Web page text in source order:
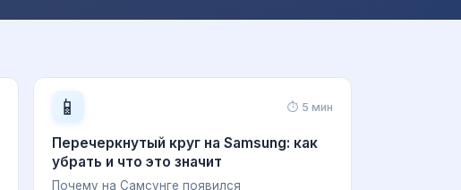
📱 ⏱ 5 мин
Перечеркнутый круг на Samsung: как
убрать и что это значит
Почему на Самсунге появился